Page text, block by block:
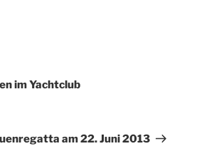
im Yachtclub
am 22. Juni 2013